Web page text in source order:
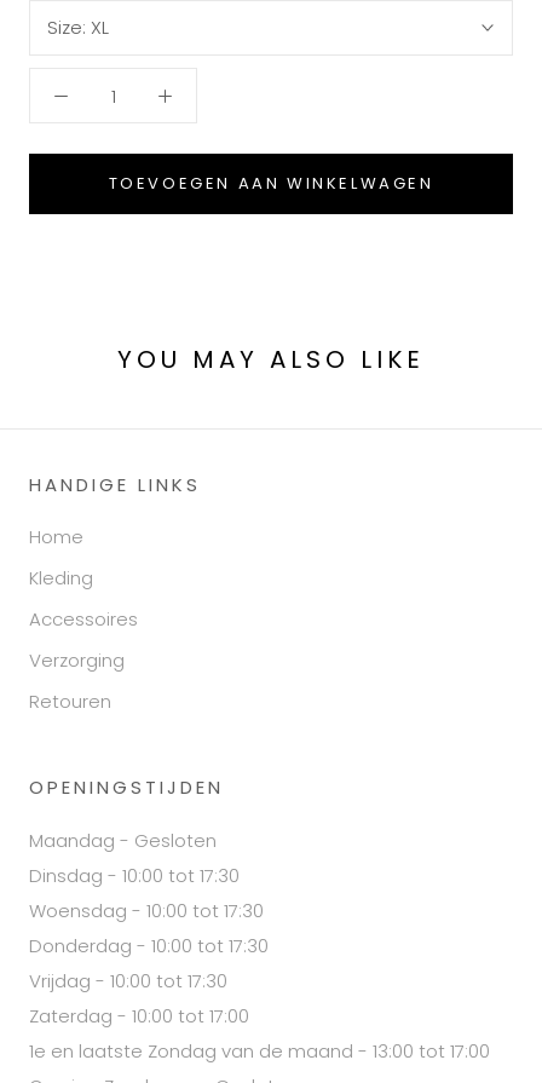
Size: XL
TOEVOEGEN AAN WINKELWAGEN
YOU MAY ALSO LIKE
HANDIGE LINKS
Home
Kleding
Accessoires
Verzorging
Retouren
OPENINGSTIJDEN
Maandag - Gesloten
Dinsdag - 10:00 tot 17:30
Woensdag - 10:00 tot 17:30
Donderdag - 10:00 tot 17:30
Vrijdag - 10:00 tot 17:30
Zaterdag - 10:00 tot 17:00
1e en laatste Zondag van de maand - 13:00 tot 17:00